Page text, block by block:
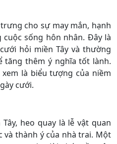
cho sự may mắn, hạnh
sống hôn nhân. Đây là
hỏi miền Tây và thường
tăng thêm ý nghĩa tốt lành.
là biểu tượng của niềm
cưới.
heo quay là lễ vật quan
thành ý của nhà trai. Một